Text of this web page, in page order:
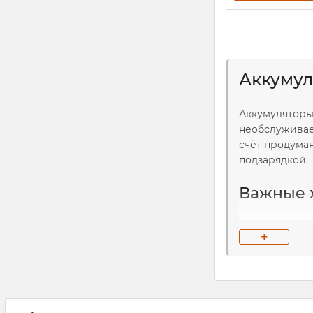
счёт
подзарядкой.
Важные
низкий
хорошие
+